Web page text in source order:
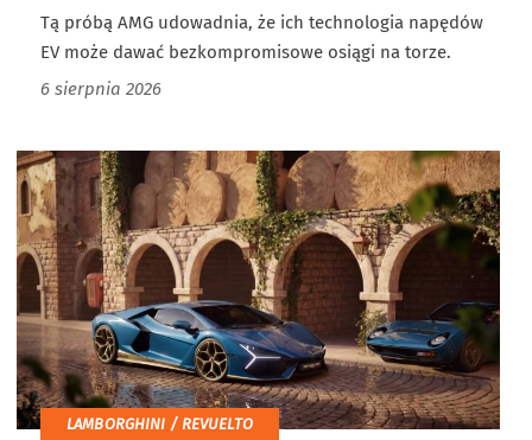
Tą próbą AMG udowadnia, że ich technologia napędów
EV może dawać bezkompromisowe osiągi na torze.
6 sierpnia 2026
LAMBORGHINI / REVUELTO